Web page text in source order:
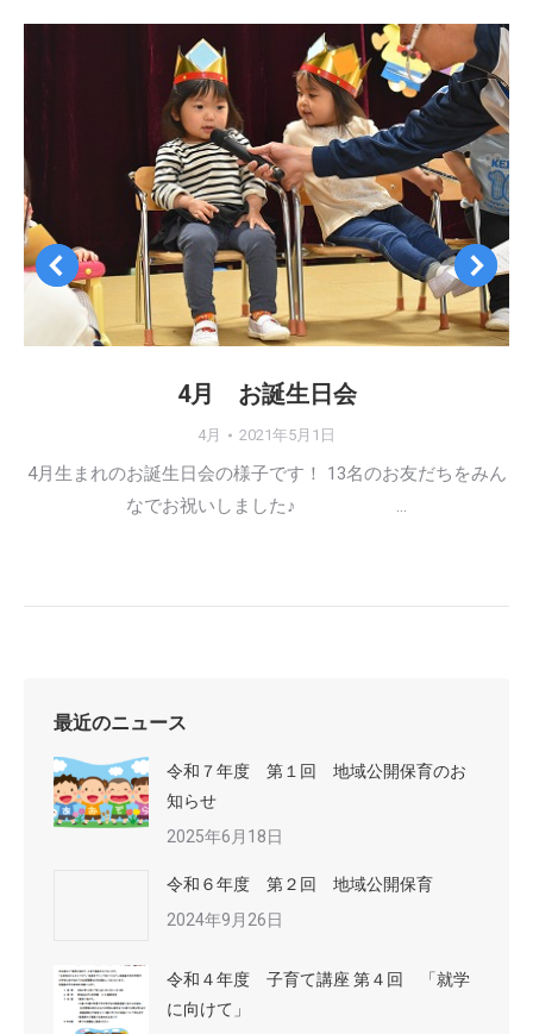
4月 お誕生日会
4月 2021年5月1日
4月生まれのお誕生日会の様子です！ 13名のお友だちをみん
なでお祝いしました♪ …
最近のニュース
令和７年度 第１回 地域公開保育のお
知らせ
2025年6月18日
令和６年度 第２回 地域公開保育
2024年9月26日
令和４年度 子育て講座 第４回 「就学
に向けて」